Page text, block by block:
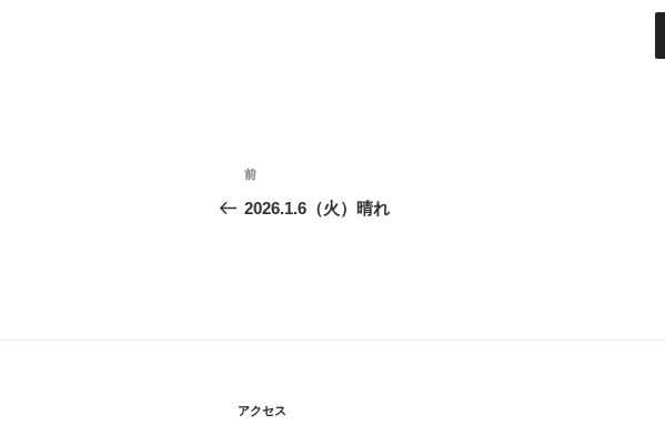
投
稿
シ
前
の
前
2026.1.6（火）晴れ
アクセス